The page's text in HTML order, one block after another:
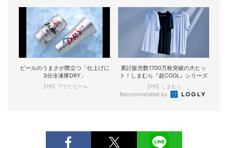
ビールのうまさが際立つ「仕上げに
3分冷凍庫DRY」
【PR】アサヒビール
累計販売数1700万枚突破の大ヒッ
ト！しまむら『超COOL』シリーズ
【PR】しまむら
Recommended by